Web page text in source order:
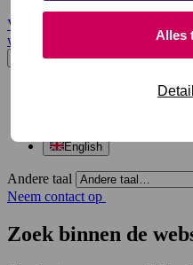
Alles
Voor verwijzers
website en opent in een nieuw
Nederlands
English
Andere taal
Neem contact op
Zoek binnen de